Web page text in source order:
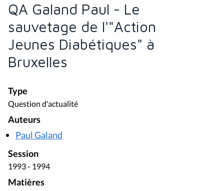
QA Galand Paul - Le
sauvetage de l'"Action
Jeunes Diabétiques" à
Bruxelles
Type
Question d'actualité
Auteurs
Paul Galand
Session
1993 - 1994
Matières